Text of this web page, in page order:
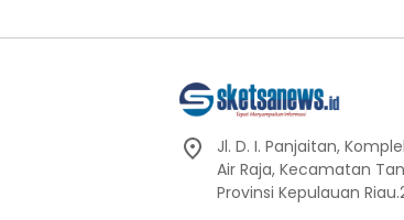
Jl. D. I. Panjaitan,
Air Raja, Kecamatan
Provinsi Kepulauan